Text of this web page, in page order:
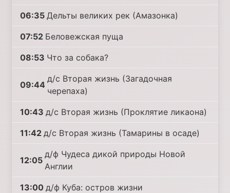
06:35 Дельты великих рек (Амазонка)
07:52 Беловежская пуща
08:53 Что за собака?
09:44
д/с Вторая жизнь (Загадочная
черепаха)
10:43 д/с Вторая жизнь (Проклятие ликаона)
11:42 д/с Вторая жизнь (Тамарины в осаде)
12:05
д/ф Чудеса дикой природы Новой
Англии
13:00 д/ф Куба: остров жизни